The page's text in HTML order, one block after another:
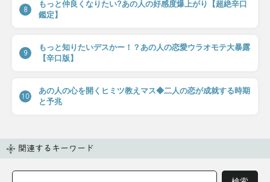
8
もっと仲良くなりたい?あの人の好感度爆上がり【超絶辛口
鑑定】
9
もっと知りたいデスかー！？あの人の恋愛ウラオモテ大暴露
【辛口版】
10
あの人の心を開くヒミツ教えマス◆二人の恋が成就する時期
と予兆
関連するキーワード